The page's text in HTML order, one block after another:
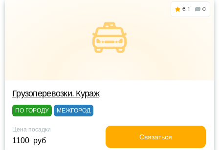
6.1 0
Грузоперевозки. Кураж
ПО ГОРОДУ МЕЖГОРОД
Цена посадки
1100 руб Связаться